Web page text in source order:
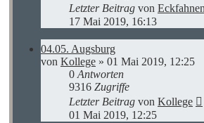
Letzter Beitrag von
17 Mai 2019, 16:13
04.05. Augsburg
von Kollege » 01 Mai 2019, 12:25
0 Antworten
9316 Zugriffe
Letzter Beitrag von Kollege
01 Mai 2019, 12:25